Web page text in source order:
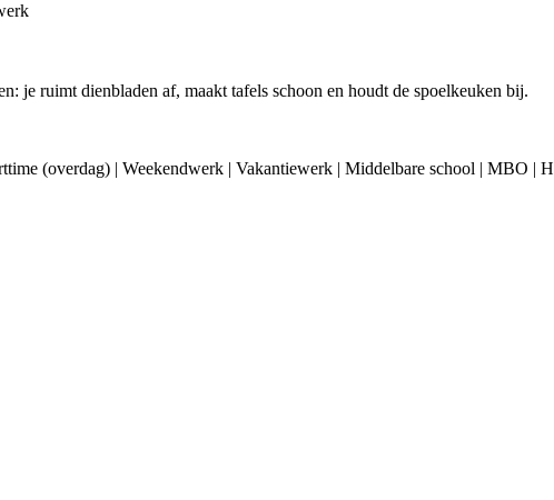
je ruimt dienbladen af, maakt tafels schoon en houdt de spoelkeuken bij.
(overdag) | Weekendwerk | Vakantiewerk | Middelbare school | MBO |